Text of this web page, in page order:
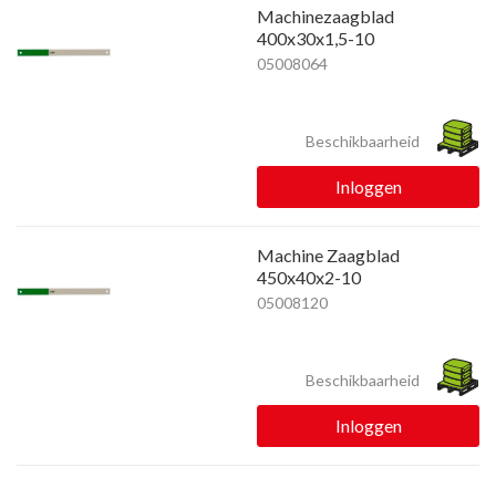
Machinezaagblad
400x30x1,5-10
05008064
Beschikbaarheid
Inloggen
Machine Zaagblad
450x40x2-10
05008120
Beschikbaarheid
Inloggen